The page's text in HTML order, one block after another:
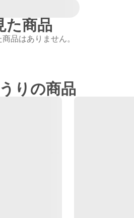
た商品
品はありません。
りの商品